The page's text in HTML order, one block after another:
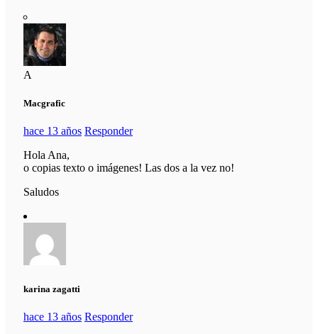
A
Macgrafic
hace 13 años Responder
Hola Ana,
o copias texto o imágenes! Las dos a la vez no!
Saludos
karina zagatti
hace 13 años Responder